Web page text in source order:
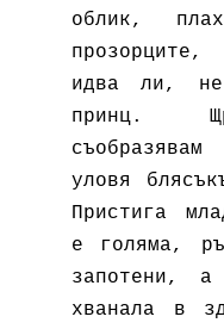
облик,
идва ли,
принц.
уловя
Пристига
е голяма,
запотени,
хванала в